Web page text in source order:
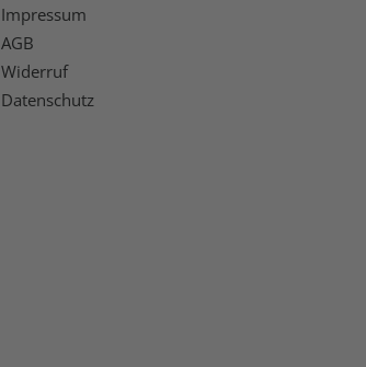
Impressum
AGB
Widerruf
Datenschutz